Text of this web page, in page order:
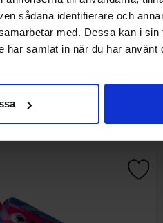
sådana identifierare och
med. Dessa kan i
har samlat in när du har använt
også